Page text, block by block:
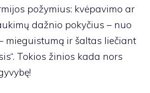
požymius: kvėpavimo ar
dažnio pokyčius – nuo
mieguistumą ir šaltas liečiant
Tokios žinios kada nors